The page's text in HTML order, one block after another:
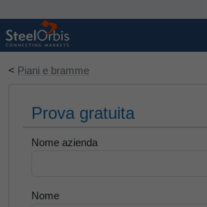
< Piani e bramme
Prova gratuita
Nome azienda
Nome